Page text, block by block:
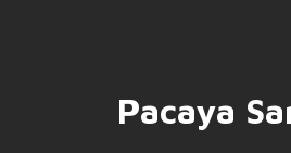
Pacaya